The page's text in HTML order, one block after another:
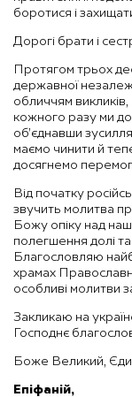
боротися і
Дорогі брати і
Протягом трьох
державної
обличчям
кожного разу ми
об’єднавши
маємо чинити й
досягнемо
Від початку
звучить молитва
Божу опіку над
полегшення долі та
Благословляю
храмах
особливі молитви
Закликаю на
Господнє
Боже Великий,
Епіфаній,